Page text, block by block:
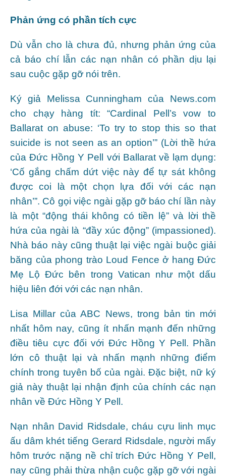
Phản ứng có phần tích cực
Dù vẫn cho là chưa đủ, nhưng phản ứng của
cả báo chí lẫn các nạn nhân có phần dịu lại
sau cuộc gặp gỡ nói trên.
Ký giả Melissa Cunningham của News.com
cho chạy hàng tít: “Cardinal Pell’s vow to
Ballarat on abuse: ‘To try to stop this so that
suicide is not seen as an option’” (Lời thề hứa
của Đức Hồng Y Pell với Ballarat về lạm dụng:
‘Cố gắng chấm dứt việc này để tự sát không
được coi là một chọn lựa đối với các nạn
nhân’”. Cô gọi việc ngài gặp gỡ báo chí lần này
là một “động thái không có tiền lệ” và lời thề
hứa của ngài là “đầy xúc động” (impassioned).
Nhà báo này cũng thuật lại việc ngài buộc giải
băng của phong trào Loud Fence ở hang Đức
Mẹ Lộ Đức bên trong Vatican như một dấu
hiệu liên đới với các nạn nhân.
Lisa Millar của ABC News, trong bản tin mới
nhất hôm nay, cũng ít nhấn mạnh đến những
điều tiêu cực đối với Đức Hồng Y Pell. Phần
lớn cô thuật lại và nhấn mạnh những điểm
chính trong tuyên bố của ngài. Đặc biệt, nữ ký
giả này thuật lại nhận định của chính các nạn
nhân về Đức Hồng Y Pell.
Nạn nhân David Ridsdale, cháu cựu linh mục
ấu dâm khét tiếng Gerard Ridsdale, người mấy
hôm trước nặng nề chỉ trích Đức Hồng Y Pell,
nay cũng phải thừa nhận cuộc gặp gỡ với ngài